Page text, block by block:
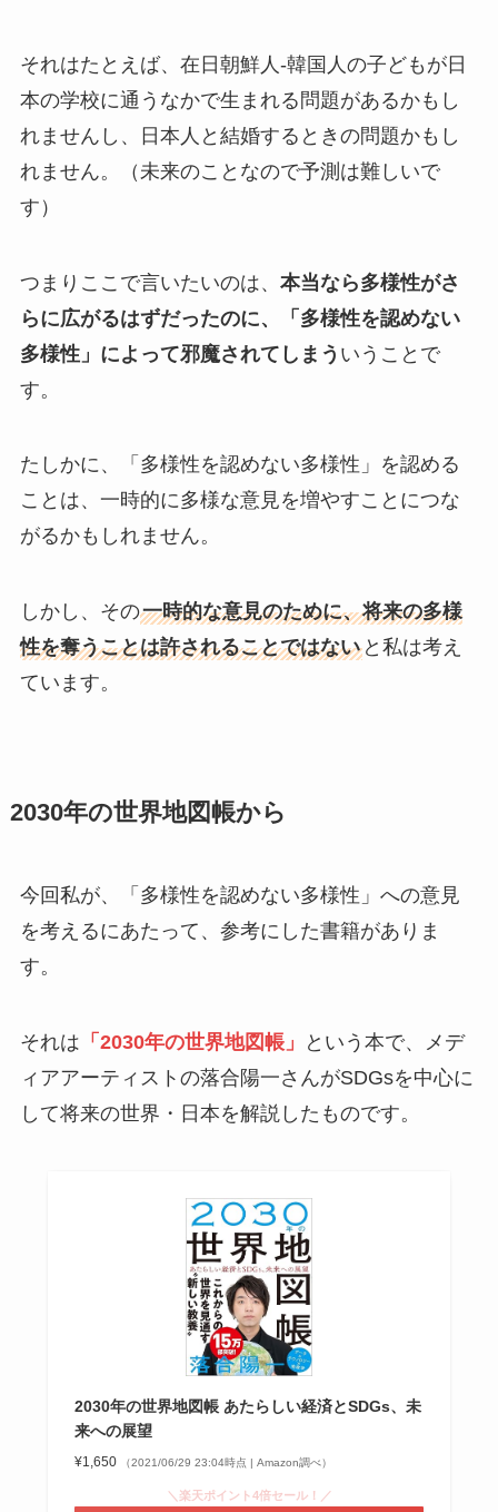
それはたとえば、在日朝鮮人-韓国人の子どもが日
本の学校に通うなかで生まれる問題があるかもし
れませんし、日本人と結婚するときの問題かもし
れません。（未来のことなので予測は難しいで
す）
つまりここで言いたいのは、 本当なら多様性がさ
らに広がるはずだったのに、「多様性を認めない
多様性」によって邪魔されてしまう いうことで
す。
たしかに、「多様性を認めない多様性」を認める
ことは、一時的に多様な意見を増やすことにつな
がるかもしれません。
しかし、その一時的な意見のために、将来の多様
性を奪うことは許されることではないと私は考え
ています。
2030年の世界地図帳から
今回私が、「多様性を認めない多様性」への意見
を考えるにあたって、参考にした書籍がありま
す。
それは 「2030年の世界地図帳」
という本で、メデ
ィアアーティストの落合陽一さんがSDGsを中心に
して将来の世界・日本を解説したものです。
2030年の世界地図帳 あたらしい経済とSDGs、未
来への展望
¥1,650 （2021/06/29 23:04時点 | Amazon調べ）
＼楽天ポイント4倍セール！／